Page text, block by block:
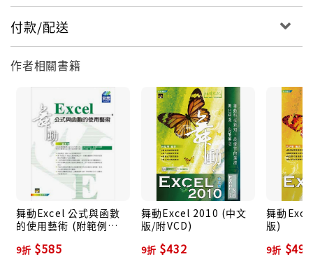
付款/配送
作者相關書籍
舞動Excel 公式與函數
的使用藝術 (附範例
9折 $585
舞動Excel 2010 (中文
版/附VCD)
9折 $432
舞動
版)
9折 $495